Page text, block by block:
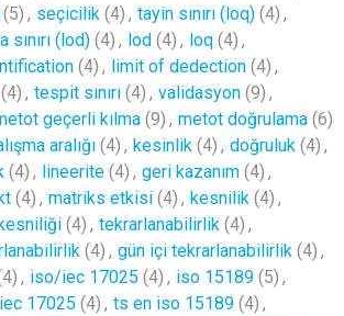
(5) , seçicilik (4) , tayin sınırı (loq) (4) ,
sınırı (lod) (4) , lod (4) , loq (4) ,
(4) , limit of dedection (4) ,
(4) , tespit sınırı (4) , validasyon (9) ,
geçerli kılma (9) , metot doğrulama (6)
aralığı (4) , kesinlik (4) , doğruluk (4) ,
(4) , lineerite (4) , geri kazanım (4) ,
(4) , matriks etkisi (4) , kesnilik (4) ,
(4) , tekrarlanabilirlik (4) ,
(4) , gün içi tekrarlanabilirlik (4) ,
, iso/iec 17025 (4) , iso 15189 (5) ,
17025 (4) , ts en iso 15189 (4) ,